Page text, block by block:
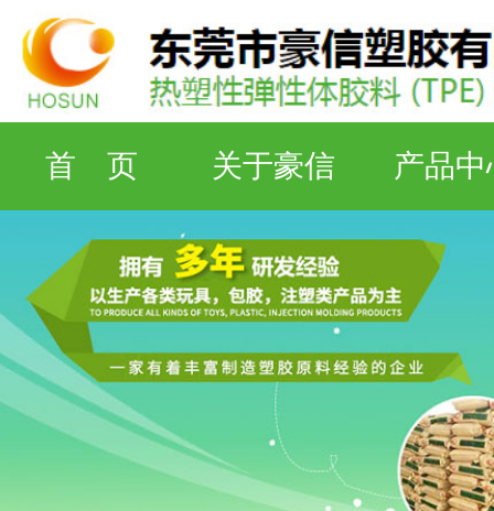
首 页 关于豪信 产品中
检测设备 工厂资质 联系